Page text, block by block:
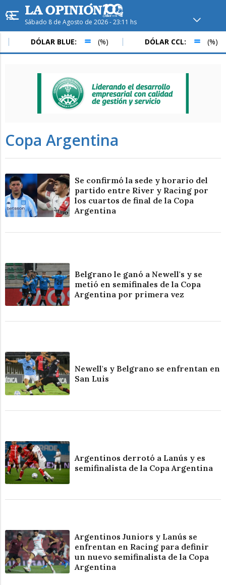
Sábado 8 de Agosto de 2026 - 23:11 hs
Hoy en Rafaela ver clima
Mín / Máx
Humedad
Presión
Dom Lun Mar
DÓLAR BLUE: (%) DÓLAR CCL: (%)
Copa Argentina
Se confirmó la sede y horario del
partido entre River y Racing por
los cuartos de final de la Copa
Argentina
Belgrano le ganó a Newell's y se
metió en semifinales de la Copa
Argentina por primera vez
Newell's y Belgrano se enfrentan en
San Luis
Argentinos derrotó a Lanús y es
semifinalista de la Copa Argentina
Argentinos Juniors y Lanús se
enfrentan en Racing para definir
un nuevo semifinalista de la Copa
Argentina